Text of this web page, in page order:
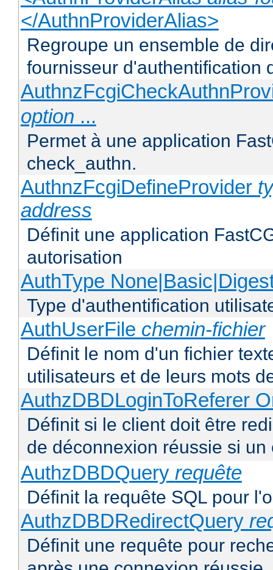
</AuthnProviderAlias>
Regroupe un ensemble de
fournisseur d'authentification
option ...
Permet à une application
check_authn.
AuthnzFcgiDefineProvider
address
Définit une application
autorisation
AuthType
Type d'authentification
AuthUserFile chemin-fichier
Définit le nom d'un fichier
utilisateurs et de leurs mots
AuthzDBDLoginToReferer
Définit si le client doit être
de déconnexion réussie si
AuthzDBDQuery requête
Définit la requête SQL pour
AuthzDBDRedirectQuery
Définit une requête pour